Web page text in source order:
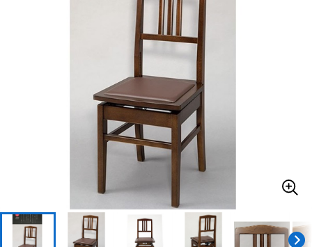
電子ピアノ
DTM オンライン納品 レコーディング機器